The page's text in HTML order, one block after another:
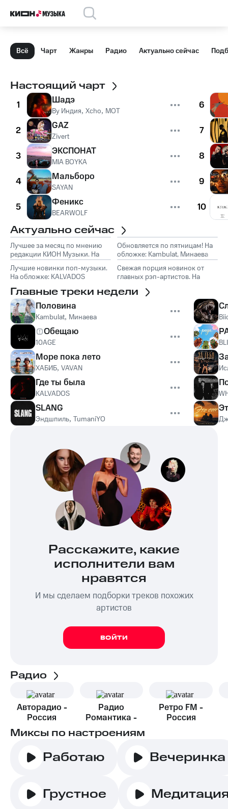
Всё Чарт Жанры Радио Актуально сейчас
Настоящий чарт
1 Шадэ
By Индия, Xcho, MOT
2 GAZ
Zivert
3 ЭКСПОНАТ
MIA BOYKA
4 Мальборо
SAYAN
5 Феникс
BEARWOLF
6
7
8
9
10
Актуально сейчас
Лучшее за месяц по мнению
редакции КИОН Музыки. На
обложке: Marselle
Обновляется по пятницам! На
обложке: Kambulat, Минаева
Лучшие новинки поп-музыки.
На обложке: KALVADOS
Свежая порция новинок от
главных рэп-артистов. На
Главные треки недели
Половина
Kambulat, Минаева
Обещаю
10AGE
Море пока лето
ХАБИБ, VAVAN
Где ты была
KALVADOS
SLANG
Эндшпиль, TumaniYO
Расскажите, какие
исполнители вам
нравятся
И мы сделаем подборки треков похожих
артистов
ВОЙТИ
Радио
Авторадио -
Россия
Радио
Романтика -
Ретро FM -
Россия
Миксы по настроениям
Работаю Вечеринка
Грустное